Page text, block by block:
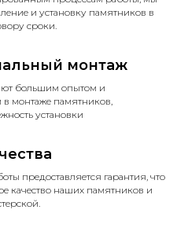
и установку памятников в
сроки.
монтаж
большим опытом и
монтаже памятников,
установки
предоставляется гарантия, что
качество наших памятников и